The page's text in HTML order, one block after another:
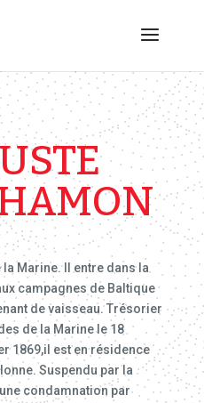
Marine. Il entre dans la
campagnes de Baltique
de vaisseau. Trésorier
de la Marine le 18
1869,il est en résidence
Suspendu par la
condamnation par